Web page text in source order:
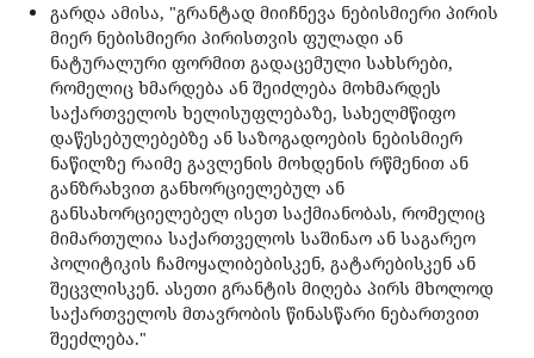
გარდა ამისა, "გრანტად მიიჩნევა ნებისმიერი პირის
მიერ ნებისმიერი პირისთვის ფულადი ან
ნატურალური ფორმით გადაცემული სახსრები,
რომელიც ხმარდება ან შეიძლება მოხმარდეს
საქართველოს ხელისუფლებაზე, სახელმწიფო
დაწესებულებებზე ან საზოგადოების ნებისმიერ
ნაწილზე რაიმე გავლენის მოხდენის რწმენით ან
განზრახვით განხორციელებულ ან
განსახორციელებელ ისეთ საქმიანობას, რომელიც
მიმართულია საქართველოს საშინაო ან საგარეო
პოლიტიკის ჩამოყალიბებისკენ, გატარებისკენ ან
შეცვლისკენ. ასეთი გრანტის მიღება პირს მხოლოდ
საქართველოს მთავრობის წინასწარი ნებართვით
შეეძლება."